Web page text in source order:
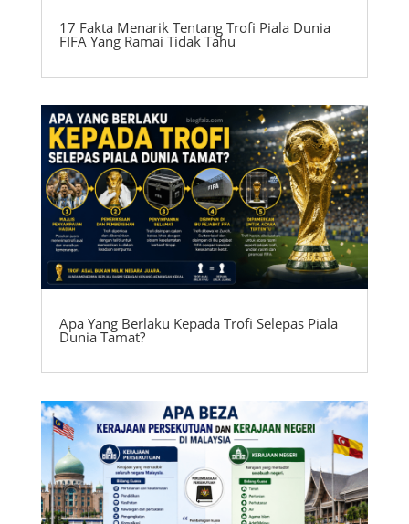
17 Fakta Menarik Tentang Trofi Piala Dunia
FIFA Yang Ramai Tidak Tahu
Apa Yang Berlaku Kepada Trofi Selepas Piala
Dunia Tamat?